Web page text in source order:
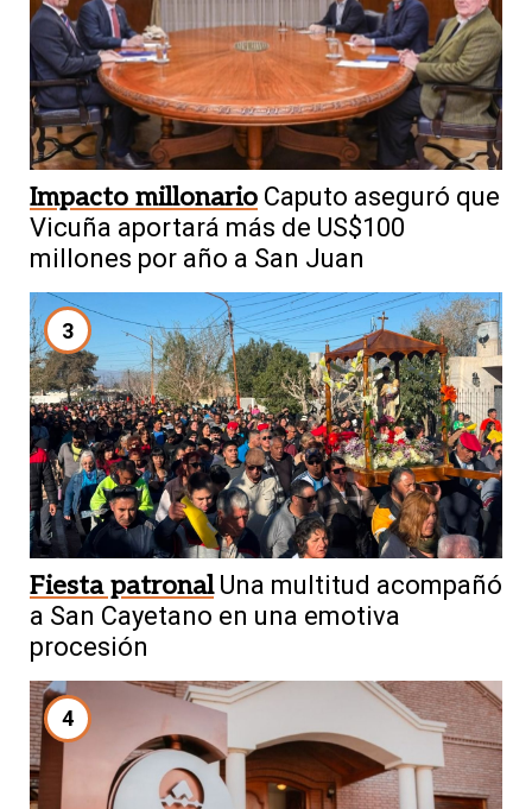
Impacto millonario Caputo aseguró que
Vicuña aportará más de US$100
millones por año a San Juan
3
Fiesta patronal Una multitud acompañó
a San Cayetano en una emotiva
procesión
4